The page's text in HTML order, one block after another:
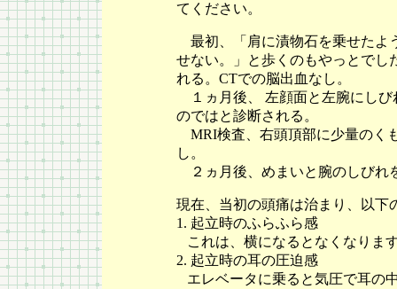
てください。
最初、「肩に漬物石を乗せたよ
せない。」と歩くのもやっとでし
れる。CTでの脳出血なし。
１ヵ月後、 左顔面と左腕にしび
のではと診断される。
MRI検査、右頭頂部に少量のく
し。
２ヵ月後、めまいと腕のしびれ
現在、当初の頭痛は治まり、以下
1. 起立時のふらふら感
これは、横になるとなくなりま
2. 起立時の耳の圧迫感
エレベータに乗ると気圧で耳の